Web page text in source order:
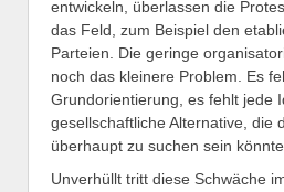
entwickeln, überlassen die
das Feld, zum Beispiel den
Parteien. Die geringe
noch das kleinere Problem. Es
Grundorientierung, es fehlt jede
gesellschaftliche Alternative, die
überhaupt zu suchen sein könnte.
Unverhüllt tritt diese Schwäche